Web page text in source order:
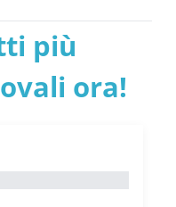
più
ora!